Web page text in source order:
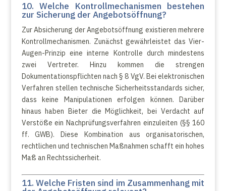
10. Welche Kontrollmechanismen bestehen
zur Sicherung der Angebotsöffnung?
Zur Absicherung der Angebotsöffnung existieren mehrere
Kontrollmechanismen. Zunächst gewährleistet das Vier-
Augen-Prinzip eine interne Kontrolle durch mindestens
zwei Vertreter. Hinzu kommen die strengen
Dokumentationspflichten nach § 8 VgV. Bei elektronischen
Verfahren stellen technische Sicherheitsstandards sicher,
dass keine Manipulationen erfolgen können. Darüber
hinaus haben Bieter die Möglichkeit, bei Verdacht auf
Verstöße ein Nachprüfungsverfahren einzuleiten (§§ 160
ff. GWB). Diese Kombination aus organisatorischen,
rechtlichen und technischen Maßnahmen schafft ein hohes
Maß an Rechtssicherheit.
11. Welche Fristen sind im Zusammenhang mit